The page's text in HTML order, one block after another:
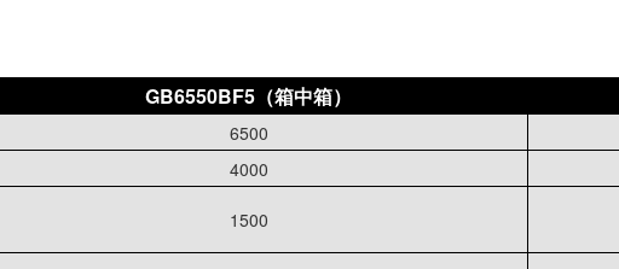
GB6550BF5（箱中箱）
6500
4000
1500